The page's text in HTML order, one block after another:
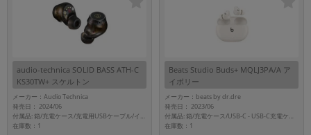
audio-technica SOLID BASS ATH-C
KS30TW+ スケルトン
メーカー：Audio Technica
発売日： 2024/06
付属品: 箱/充電ケース/充電用USBケーブル/イヤーピース（XS/S/M/L）/取扱説明書
在庫数：1
Beats Studio Buds+ MQLJ3PA/A ア
イボリー
メーカー：beats by dr.dre
発売日： 2023/06
付属品: 箱/充電ケース/USB-C - USB-C充電ケーブル/イヤーピース/クイックスタートガイド
在庫数：1